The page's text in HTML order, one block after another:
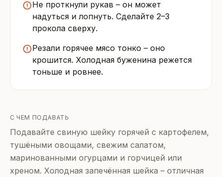
Не проткнули рукав – он может
надуться и лопнуть. Сделайте 2–3
прокола сверху.
Резали горячее мясо тонко – оно
крошится. Холодная буженина режется
тоньше и ровнее.
С ЧЕМ ПОДАВАТЬ
Подавайте свиную шейку горячей с картофелем,
тушёными овощами, свежим салатом,
маринованными огурцами и горчицей или
хреном. Холодная запечённая шейка – отличная